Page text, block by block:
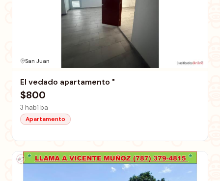
San Juan
El vedado apartamento "
$800
3 hab1 ba
Apartamento